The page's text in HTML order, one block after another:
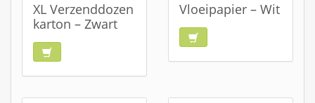
XL Verzenddozen
karton – Zwart
Vloeipapier – Wit